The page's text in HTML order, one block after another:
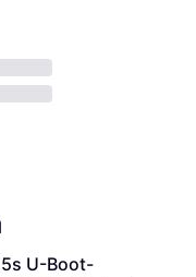
U-Boot-